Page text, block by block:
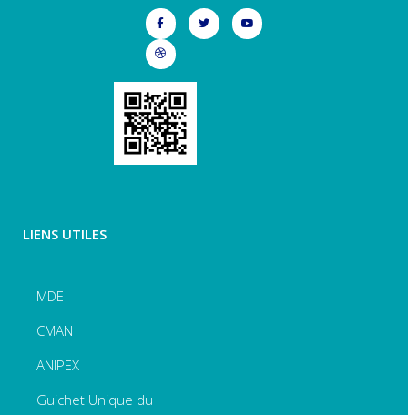
LIENS UTILES
MDE
CMAN
ANIPEX
Guichet Unique du